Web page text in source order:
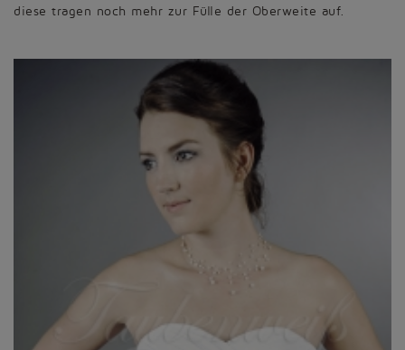
diese tragen noch mehr zur Fülle der Oberweite auf.